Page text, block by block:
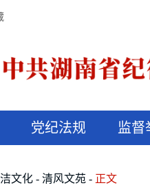
党纪法规 监督
文化 清风文苑 正文